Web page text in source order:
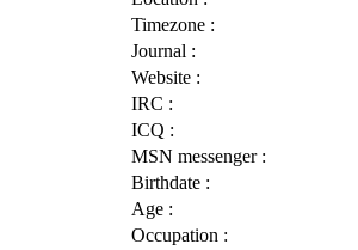
Timezone :
Journal :
Website :
IRC :
ICQ :
MSN messenger :
Birthdate :
Age :
Occupation :